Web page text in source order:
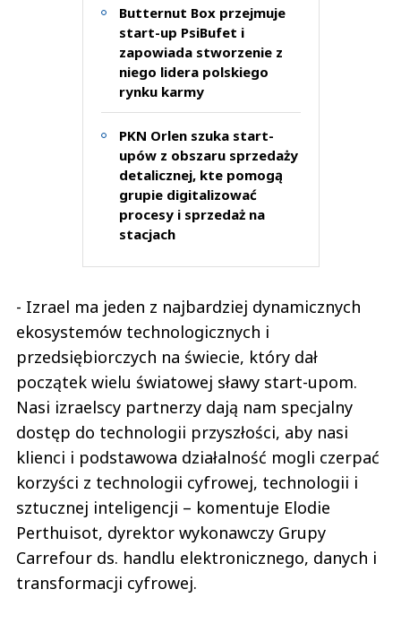
Butternut Box przejmuje
start-up PsiBufet i
zapowiada stworzenie z
niego lidera polskiego
rynku karmy
PKN Orlen szuka start-
upów z obszaru sprzedaży
detalicznej, kte pomogą
grupie digitalizować
procesy i sprzedaż na
stacjach
- Izrael ma jeden z najbardziej dynamicznych
ekosystemów technologicznych i
przedsiębiorczych na świecie, który dał
początek wielu światowej sławy start-upom.
Nasi izraelscy partnerzy dają nam specjalny
dostęp do technologii przyszłości, aby nasi
klienci i podstawowa działalność mogli czerpać
korzyści z technologii cyfrowej, technologii i
sztucznej inteligencji – komentuje Elodie
Perthuisot, dyrektor wykonawczy Grupy
Carrefour ds. handlu elektronicznego, danych i
transformacji cyfrowej.